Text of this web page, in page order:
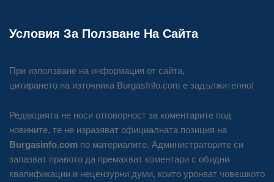
Условия За Ползване На Сайта
При използване на информация от сайта,
цитирането на източника BurgasInfo.com е задължително!
Редакцията не носи отговорност за коментарите под
новините, те не изразяват официалната позиция на
Burgasinfo.com по материалите. Администраторите си
запазват правото да премахват коментари с обидни
квалификации и нецензурни думи, които уронват човешкото